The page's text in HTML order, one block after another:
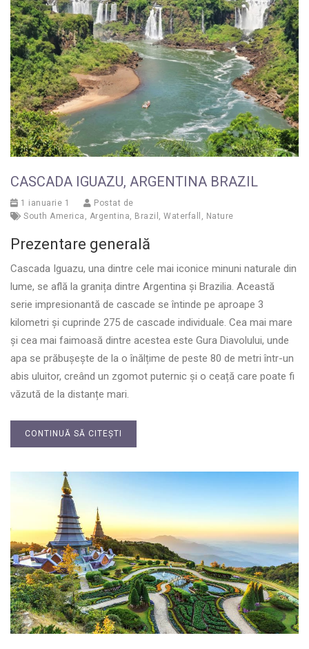
CASCADA IGUAZU, ARGENTINA BRAZIL
1 ianuarie 1
Postat de
South America , Argentina, Brazil , Waterfall , Nature
Prezentare generală
Cascada Iguazu, una dintre cele mai iconice minuni naturale din
lume, se află la granița dintre Argentina și Brazilia. Această
serie impresionantă de cascade se întinde pe aproape 3
kilometri și cuprinde 275 de cascade individuale. Cea mai mare
și cea mai faimoasă dintre acestea este Gura Diavolului, unde
apa se prăbușește de la o înălțime de peste 80 de metri într-un
abis uluitor, creând un zgomot puternic și o ceață care poate fi
văzută de la distanțe mari.
CONTINUĂ SĂ CITEȘTI